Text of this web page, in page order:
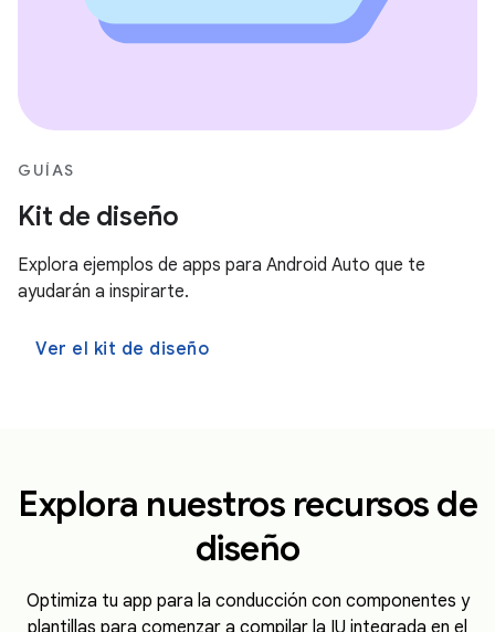
GUÍAS
Kit de diseño
Explora ejemplos de apps para Android Auto que te
ayudarán a inspirarte.
Ver el kit de diseño
Explora nuestros recursos de
diseño
Optimiza tu app para la conducción con componentes y
plantillas para comenzar a compilar la IU integrada en el